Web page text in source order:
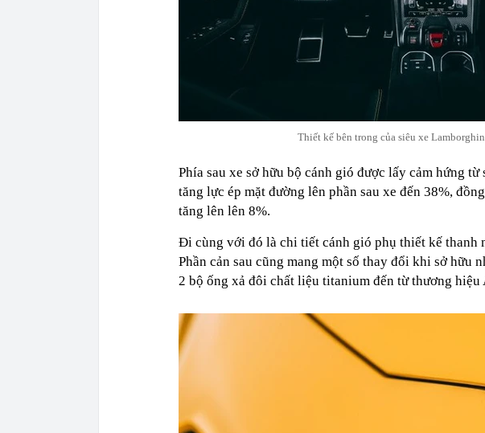
Thiết kế bên trong của siêu xe
Phía sau xe sở hữu bộ cánh gió được lấy cảm hứng
tăng lực ép mặt đường lên phần sau xe đến 38%,
tăng lên lên 8%.
Đi cùng với đó là chi tiết cánh gió phụ thiết kế thanh
Phần cản sau cũng mang một số thay đổi khi sở hữu
2 bộ ống xả đôi chất liệu titanium đến từ thương hiệu